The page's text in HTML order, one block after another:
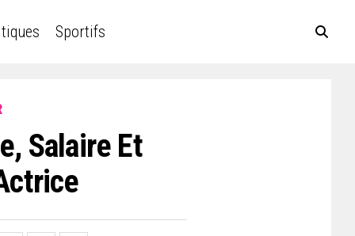
Sportifs
Salaire Et